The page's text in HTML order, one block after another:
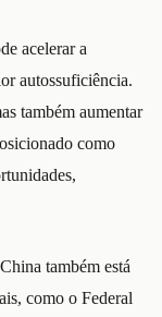
acelerar a
autossuficiência.
também aumentar
como
também está
como o Federal